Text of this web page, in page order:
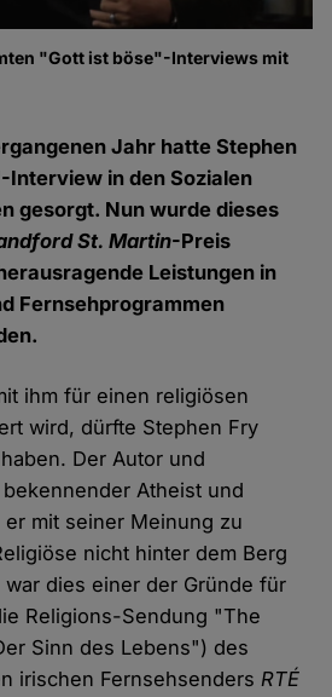
"Gott ist böse"-Interviews mit
Jahr hatte Stephen
in den Sozialen
gesorgt. Nun wurde dieses
St. Martin-Preis
Leistungen in
Fernsehprogrammen
ihm für einen religiösen
wird, dürfte Stephen Fry
Der Autor und
Atheist und
mit seiner Meinung zu
nicht hinter dem Berg
war dies einer der Gründe für
Religions-Sendung "The
Sinn des Lebens") des
irischen FernsehsendersRTÉ